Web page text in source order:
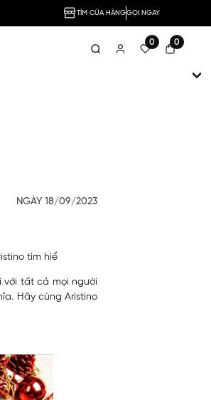
TÌM CỬA HÀNGGỌI NGAY
0 0
NGÀY 18/09/2023
tìm hiể
với tất cả mọi người
Hãy cùng Aristino